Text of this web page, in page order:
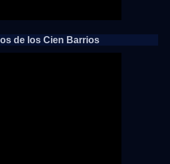
de los Cien Barrios